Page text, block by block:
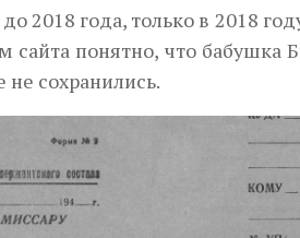
2018 года, только в 2018
понятно, что бабушка
не сохранились.